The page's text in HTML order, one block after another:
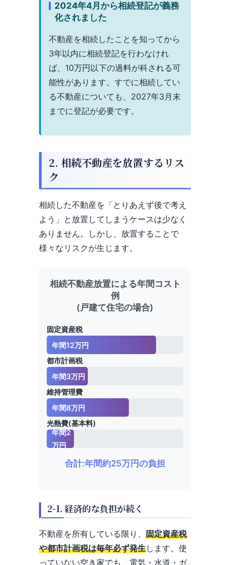
2024年4月から相続登記が義務
化されました
不動産を相続したことを知ってから
3年以内に相続登記を行わなけれ
ば、10万円以下の過料が科される可
能性があります。すでに相続してい
る不動産についても、2027年3月末
までに登記が必要です。
2. 相続不動産を放置するリス
ク
相続した不動産を「とりあえず後で考え
よう」と放置してしまうケースは少なく
ありません。しかし、放置することで
様々なリスクが生じます。
相続不動産放置による年間コスト
例
(戸建て住宅の場合)
固定資産税
年間12万円
都市計画税
年間3万円
維持管理費
年間8万円
光熱費(基本料)
年間2
万円
合計:年間約25万円の負担
2-1. 経済的な負担が続く
不動産を所有している限り、 固定資産税
や都市計画税は毎年必ず発生します。使
っていない空き家でも、電気・水道・ガ